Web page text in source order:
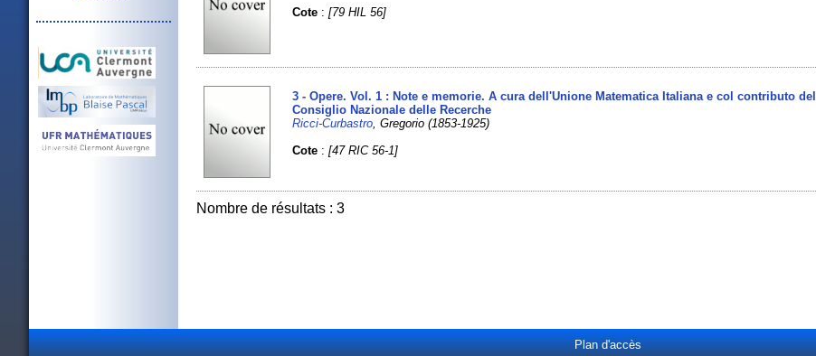
Cote :[79 HIL 56]
3 - Opere. Vol. 1 : Note e memorie. A cura dell'Unione Matematica Italiana e col contributo del
Consiglio Nazionale delle Recerche
Ricci-Curbastro , Gregorio (1853-1925)
Cote :[47 RIC 56-1]
Nombre de résultats : 3
Plan d'accès